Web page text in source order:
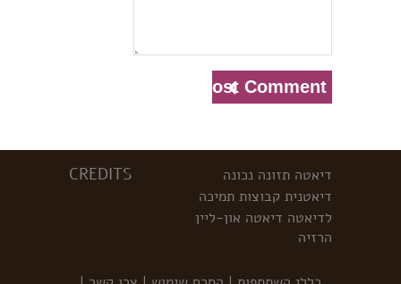
CREDITS דיאטה תזונה נכונה
דיאטנית קבוצות תמיכה
לדיאטה דיאטה און-ליין
הרזיה